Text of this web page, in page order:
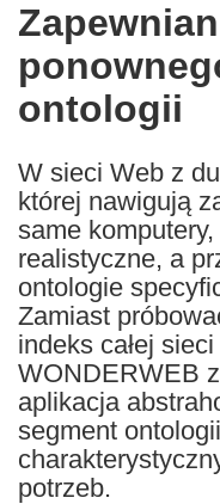
the
following
languages:
ontologii
W sieci Web z
której nawigują
same
realistyczne, a
ontologie
Zamiast
indeks całej
WONDERWEB
aplikacja
segment
potrzeb.